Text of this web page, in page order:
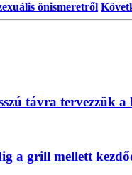
önismeretről
távra tervezzük a
a grill mellett